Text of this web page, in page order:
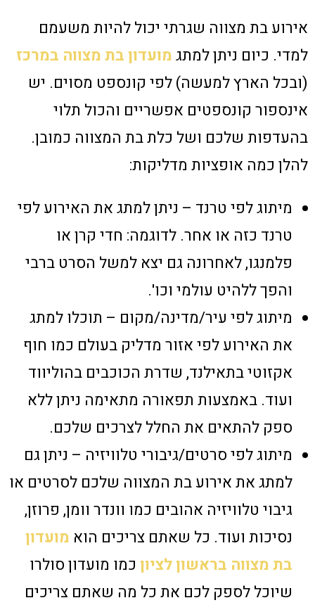
אירוע בת מצווה שגרתי יכול להיות משעמם
למדי. כיום ניתן למתגמועדון בת מצווה במרכז
(ובכל הארץ למעשה) לפי קונספט מסוים. יש
אינספור קונספטים אפשריים והכול תלוי
בהעדפות שלכם ושל כלת בת המצווה כמובן.
להלן כמה אופציות מדליקות:
מיתוג לפי טרנד – ניתן למתג את האירוע לפי
טרנד כזה או אחר. לדוגמה: חדי קרן או
פלמנגו, לאחרונה גם יצא למשל הסרט ברבי
והפך ללהיט עולמי וכו'.
מיתוג לפי עיר/מדינה/מקום – תוכלו למתג
את האירוע לפי אזור מדליק בעולם כמו חוף
אקזוטי בתאילנד, שדרת הכוכבים בהוליווד
ועוד. באמצעות תפאורה מתאימה ניתן ללא
ספק להתאים את החלל לצרכים שלכם.
מיתוג לפי סרטים/גיבורי טלוויזיה – ניתן גם
למתג את אירוע בת המצווה שלכם לסרטים או
גיבוי טלוויזיה אהובים כמו וונדר וומן, פרוזן,
נסיכות ועוד. כל שאתם צריכים הוא מועדון
בת מצווה בראשון לציון כמו מועדון סולרו
שיוכל לספק לכם את כל מה שאתם צריכים